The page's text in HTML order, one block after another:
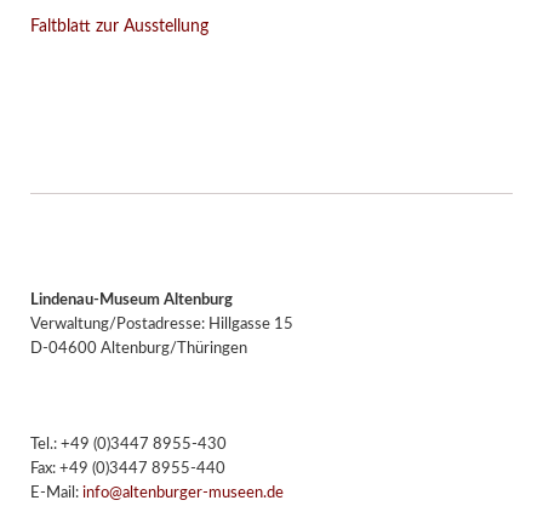
Faltblatt zur Ausstellung
Lindenau-Museum Altenburg
Verwaltung/Postadresse: Hillgasse 15
D-04600 Altenburg/Thüringen
Tel.: +49 (0)3447 8955-430
Fax: +49 (0)3447 8955-440
E-Mail: info@altenburger-museen.de